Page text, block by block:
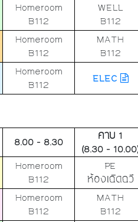
Homeroom
B112
WELL
B112
Homeroom
B112
MATH
B112
Homeroom
B112
ELEC
8.00 - 8.30
คาบ 1
(8.30 -
Homeroom
B112
PE
ห้องเฉิดฉวี
Homeroom
B112
MATH
B112